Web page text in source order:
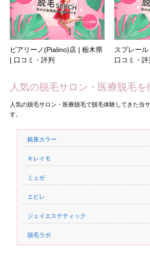
ピアリーノ(Pialino)店 | 栃木県
| 口コミ・評判
スプレー
口コミ・評
人気の脱毛サロン・医療脱毛を
人気の脱毛サロン・医療脱毛で脱毛体験してきた当
す。
銀座カラー
キレイモ
ミュゼ
エピレ
ジェイエステティック
脱毛ラボ